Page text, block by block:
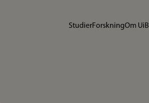
StudierForskningOm UiB